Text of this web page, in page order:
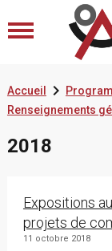
Accueil 
Renseignements
2018
Expositions
projets de
11 octobre 2018